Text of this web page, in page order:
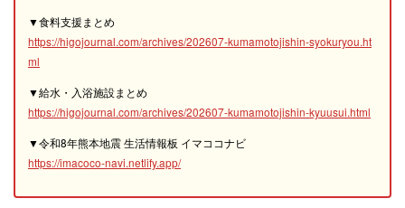
▼食料支援まとめ
https://higojournal.com/archives/202607-kumamotojishin-syokuryou.ht
ml
▼給水・入浴施設まとめ
https://higojournal.com/archives/202607-kumamotojishin-kyuusui.html
▼令和8年熊本地震 生活情報板 イマココナビ
https://imacoco-navi.netlify.app/